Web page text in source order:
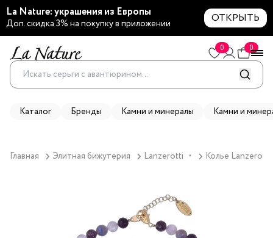
La Nature: украшения из Европы
Доп. скидка 3% на покупку в приложении ОТКРЫТЬ
0 0
Каталог Бренды Камни и минералы Камни и
Главная Элитная бижутерия Lanzerotti ▼ Колье